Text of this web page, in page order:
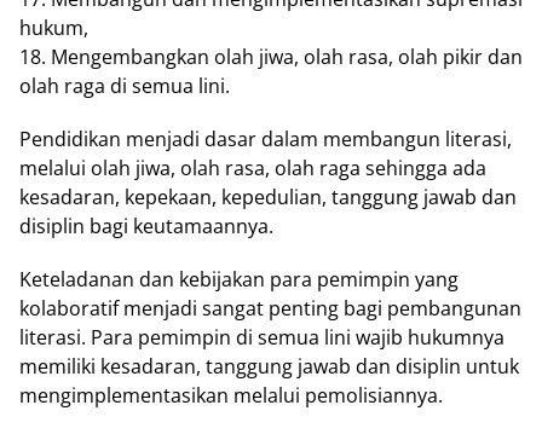
hukum,
18. Mengembangkan olah jiwa, olah rasa, olah pikir dan
olah raga di semua lini.
Pendidikan menjadi dasar dalam membangun literasi,
melalui olah jiwa, olah rasa, olah raga sehingga ada
kesadaran, kepekaan, kepedulian, tanggung jawab dan
disiplin bagi keutamaannya.
Keteladanan dan kebijakan para pemimpin yang
kolaboratif menjadi sangat penting bagi pembangunan
literasi. Para pemimpin di semua lini wajib hukumnya
memiliki kesadaran, tanggung jawab dan disiplin untuk
mengimplementasikan melalui pemolisiannya.